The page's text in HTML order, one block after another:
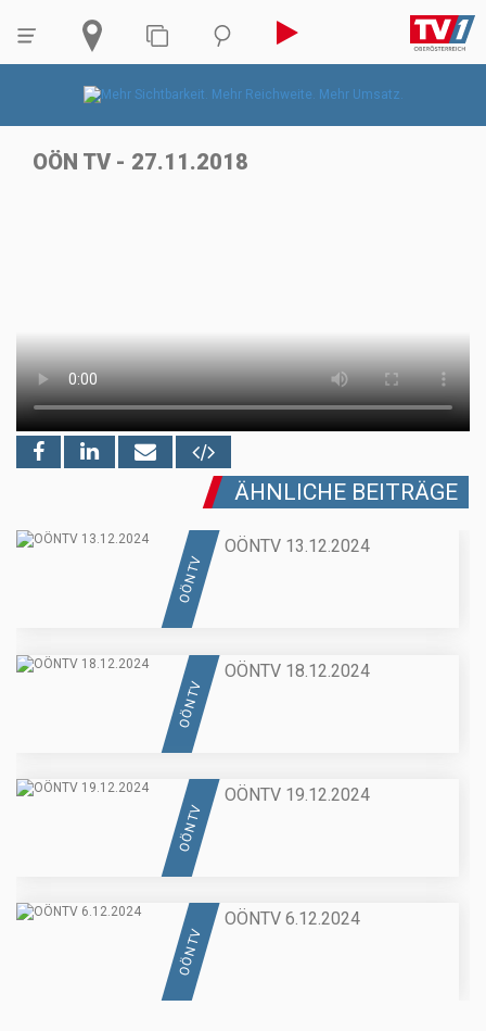
OÖN TV - 27.11.2018
ÄHNLICHE BEITRÄGE
OÖN TV
OÖNTV 13.12.2024
OÖN TV
OÖNTV 18.12.2024
OÖN TV
OÖNTV 19.12.2024
OÖN TV
OÖNTV 6.12.2024